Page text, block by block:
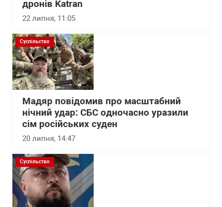
дронів Katran
22 липня, 11:05
Суспільство
Мадяр повідомив про масштабний
нічний удар: СБС одночасно уразили
сім російських суден
20 липня, 14:47
Суспільство